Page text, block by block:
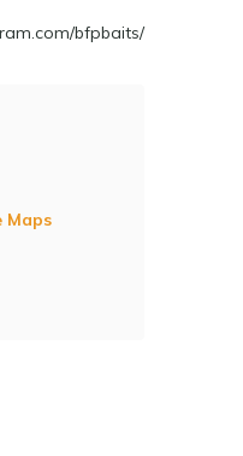
bfpbaits/
Maps